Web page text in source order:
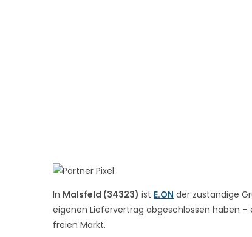
In Malsfeld (34323) ist E.ON der zuständige
eigenen Liefervertrag abgeschlossen haben
freien Markt.